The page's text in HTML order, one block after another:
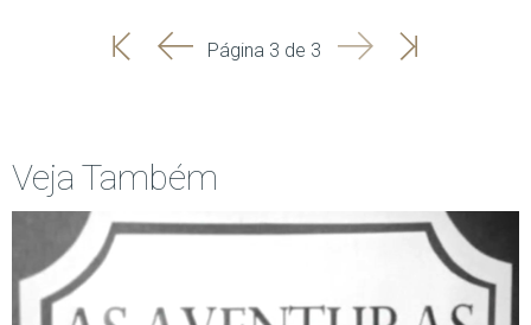
'
'
Página 3 de 3 SeguinteÚltima
Veja Também